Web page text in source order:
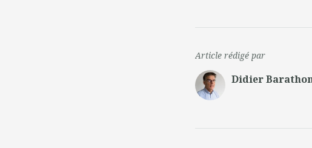
Article rédigé par
Didier